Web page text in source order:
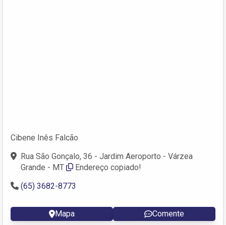
Cibene Inês Falcão
Rua São Gonçalo, 36 - Jardim Aeroporto - Várzea
Grande - MT
Endereço copiado!
(65) 3682-8773
Mapa Comente